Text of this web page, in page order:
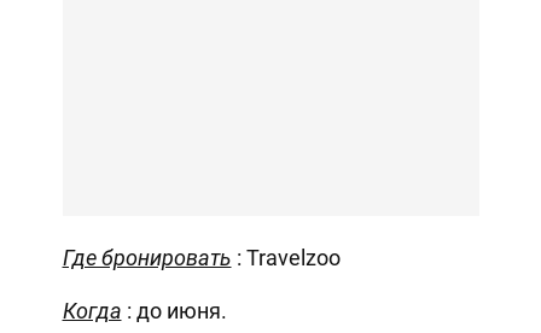
Где бронировать : Travelzoo
Когда : до июня.